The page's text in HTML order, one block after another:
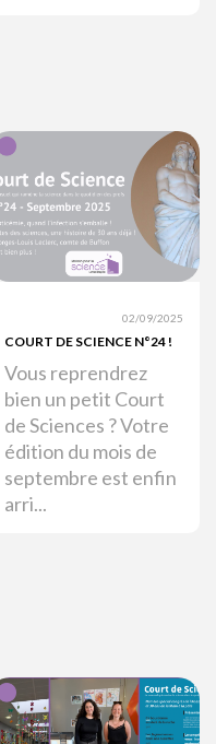
02/09/2025
COURT DE SCIENCE N°24 !
Vous reprendrez
bien un petit Court
de Sciences ? Votre
édition du mois de
septembre est enfin
arri...